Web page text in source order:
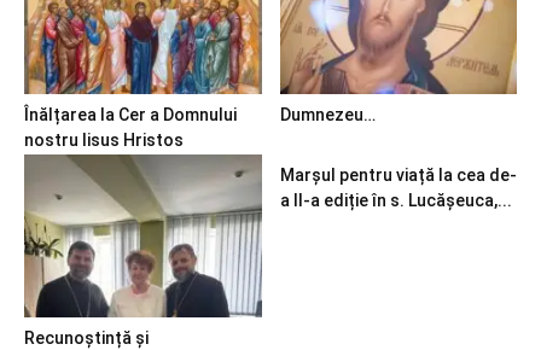
Înălțarea la Cer a Domnului
nostru Iisus Hristos
Dumnezeu…
Recunoștință și
Marșul pentru viață la cea de-
a II-a ediție în s. Lucășeuca,...